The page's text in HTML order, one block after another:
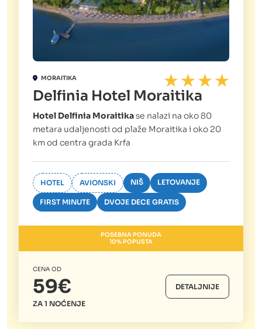
MORAITIKA
Delfinia Hotel Moraitika
Hotel Delfinia Moraitikase nalazi na oko 80
metara udaljenosti od plaže Moraitika i oko 20
km od centra grada Krfa
HOTEL AVIONSKI NIŠ LETOVANJE
FIRST MINUTE DVOJE DECE GRATIS
POSEBNA PONUDA
10% POPUSTA
CENA OD
59€
ZA 1 NOĆENJE
DETALJNIJE